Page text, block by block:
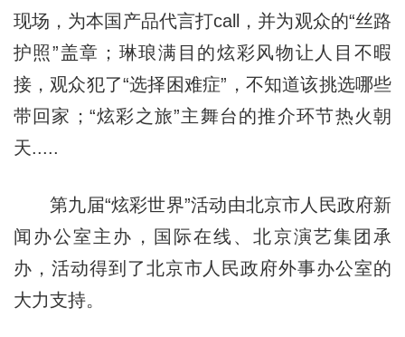
现场，为本国产品代言打call，并为观众的“丝路
护照”盖章；琳琅满目的炫彩风物让人目不暇
接，观众犯了“选择困难症”，不知道该挑选哪些
带回家；“炫彩之旅”主舞台的推介环节热火朝
天.....
第九届“炫彩世界”活动由北京市人民政府新
闻办公室主办，国际在线、北京演艺集团承
办，活动得到了北京市人民政府外事办公室的
大力支持。